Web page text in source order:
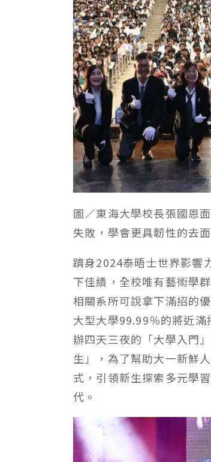
圖／東海大學校長張國恩
失敗，學會更具韌性的去
躋身2024泰晤士世界影響
下佳績，全校唯有藝術學
相關系所可說拿下滿招的
大型大學99.99％的將近
辦四天三夜的「大學入門
生」，為了幫助大一新鮮
式，引領新生探索多元學
代。